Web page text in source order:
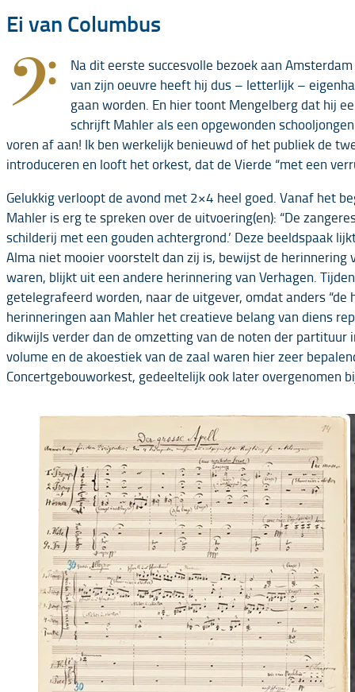
Ei van Columbus
𝄢
Na dit eerste succesvolle bezoek aan
van zijn oeuvre heeft hij dus – letterlijk –
gaan worden. En hier toont Mengelberg dat hij
schrijft Mahler als een opgewonden
voren af aan! Ik ben werkelijk benieuwd of het publiek de
introduceren en looft het orkest, dat de Vierde “met een
Gelukkig verloopt de avond met 2×4 heel goed. Vanaf het
Mahler is erg te spreken over de uitvoering(en): “De
schilderij met een gouden achtergrond.’ Deze beeldspaak
Alma niet mooier voorstelt dan zij is, bewijst de herinnering
waren, blijkt uit een andere herinnering van Verhagen.
getelegrafeerd worden, naar de uitgever, omdat anders
herinneringen aan Mahler het creatieve belang van diens
dikwijls verder dan de omzetting van de noten der partituur
volume en de akoestiek van de zaal waren hier zeer
Concertgebouworkest, gedeeltelijk ook later overgenomen